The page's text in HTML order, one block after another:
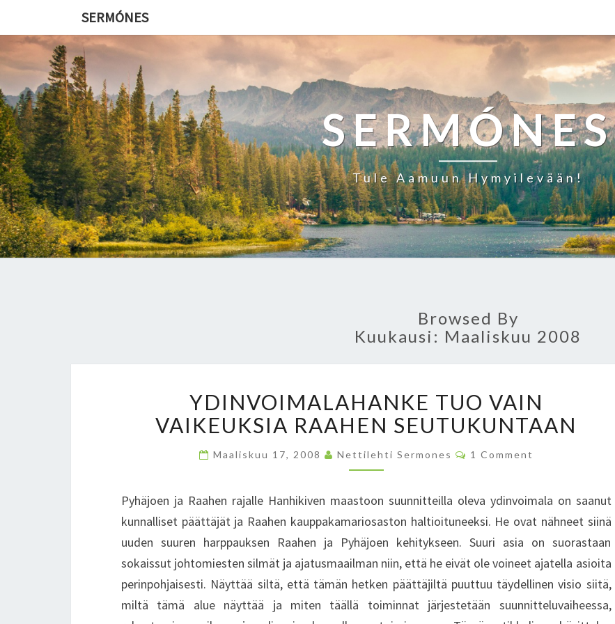
SERMÓNES
SERMÓNES
Tule Aamuun Hymyilevään!
Browsed By
Kuukausi: Maaliskuu 2008
D
I
N
V
O
M
A
L
A
H
N
YDINVOIMALAHANKE TUO VAIN
VAIKEUKSIA RAAHEN SEUTUKUNTAAN
Maaliskuu 17, 2008 Nettilehti Sermones
C
O
E
N
S
1 Comment
Pyhäjoen ja Raahen rajalle Hanhikiven maastoon suunnitteilla oleva ydinvoimala on saanut
kunnalliset päättäjät ja Raahen kauppakamariosaston haltioituneeksi. He ovat nähneet siinä
uuden suuren harppauksen Raahen ja Pyhäjoen kehitykseen. Suuri asia on suorastaan
sokaissut johtomiesten silmät ja ajatusmaailman niin, että he eivät ole voineet ajatella asioita
perinpohjaisesti. Näyttää siltä, että tämän hetken päättäjiltä puuttuu täydellinen visio siitä,
miltä tämä alue näyttää ja miten täällä toiminnat järjestetään suunnitteluvaiheessa,